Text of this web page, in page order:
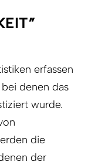
erfassen
denen das
wurde.
die
der